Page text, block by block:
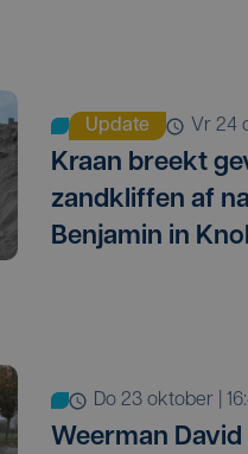
Update vr 24
Kraan breekt
zandkliffen af
Benjamin in
do 23 oktober |
Weerman David